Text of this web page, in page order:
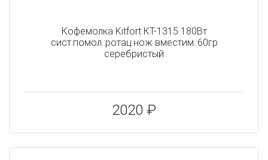
Кофемолка Kitfort КТ-1315 180Вт
сист.помол.:ротац.нож вместим.:60гр
серебристый
2020 ₽